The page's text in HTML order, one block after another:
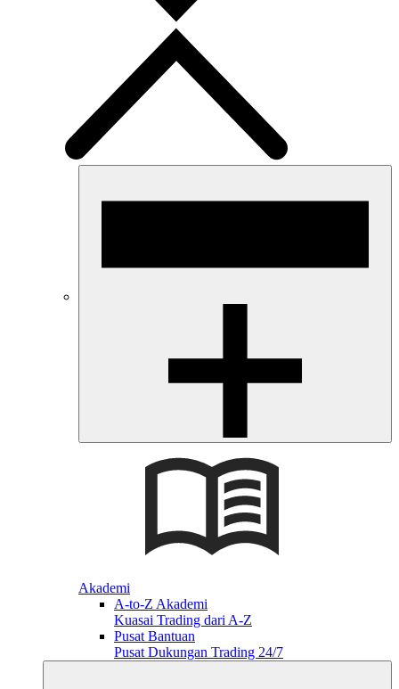
Akademi
A-to-Z Akademi
Kuasai Trading dari A-Z
Pusat Bantuan
Pusat Dukungan Trading 24/7